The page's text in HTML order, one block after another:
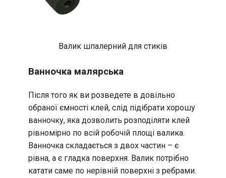
Валик шпалерний для стиків
Ванночка малярська
Після того як ви розведете в довільно
обраної ємності клей, слід підібрати хорошу
ванночку, яка дозволить розподіляти клей
рівномірно по всій робочій площі валика.
Ванночка складається з двох частин – є
рівна, а є гладка поверхня. Валик потрібно
катати саме по нерівній поверхні з ребрами.